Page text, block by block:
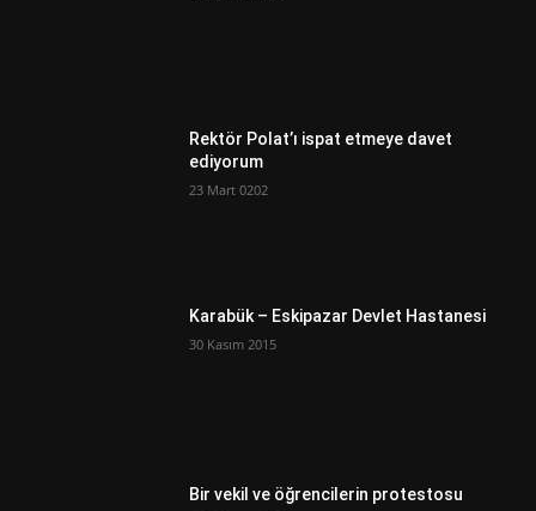
Rektör Polat’ı ispat etmeye davet
ediyorum
23 Mart 0202
Karabük – Eskipazar Devlet Hastanesi
30 Kasım 2015
Bir vekil ve öğrencilerin protestosu